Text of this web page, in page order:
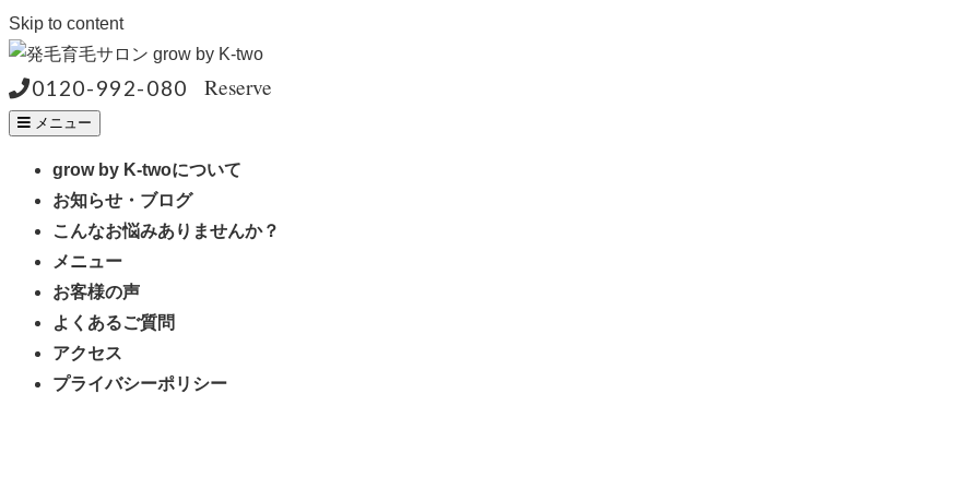
Skip to content
0120-992-080 Reserve
メニュー
grow by K-twoについて
お知らせ・ブログ
こんなお悩みありませんか？
メニュー
お客様の声
よくあるご質問
アクセス
プライバシーポリシー